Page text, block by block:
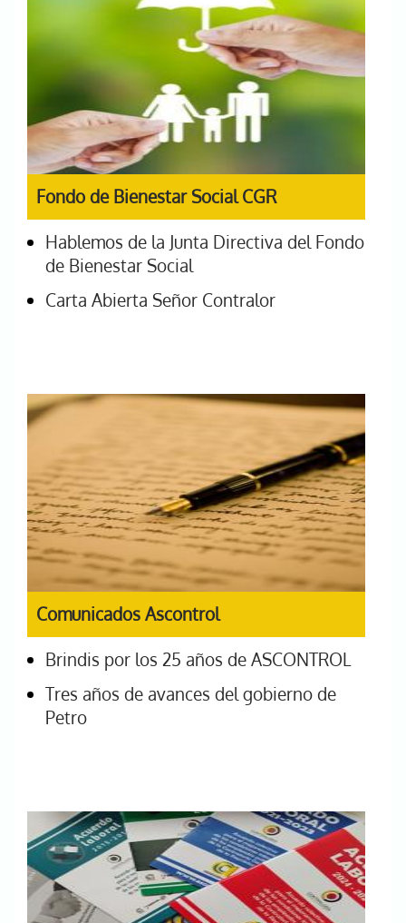
Fondo de Bienestar Social CGR
Hablemos de la Junta Directiva del Fondo
de Bienestar Social
Carta Abierta Señor Contralor
Comunicados Ascontrol
Brindis por los 25 años de ASCONTROL
Tres años de avances del gobierno de
Petro